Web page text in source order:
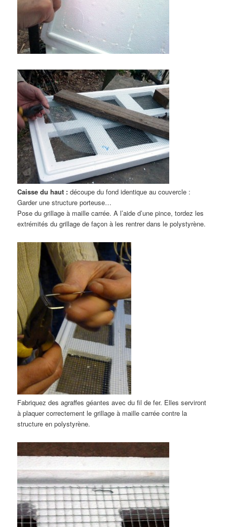
Caisse du haut : découpe du fond identique au couvercle :
Garder une structure porteuse…
Pose du grillage à maille carrée. A l’aide d’une pince, tordez les
extrémités du grillage de façon à les rentrer dans le polystyrène.
Fabriquez des agraffes géantes avec du fil de fer. Elles serviront
à plaquer correctement le grillage à maille carrée contre la
structure en polystyrène.